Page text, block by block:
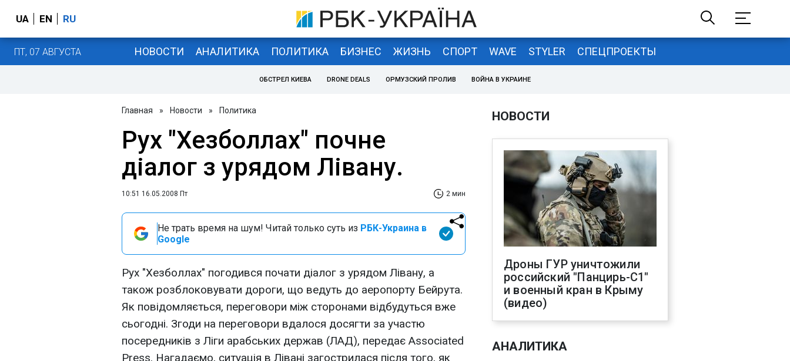
UA EN RU
ПТ, 07 АВГУСТА НОВОСТИ АНАЛИТИКА ПОЛИТИКА БИЗНЕС ЖИЗНЬ СПОРТ WAVE STYLER СПЕЦПРОЕКТЫ
ОБСТРЕЛ КИЕВА DRONE DEALS ОРМУЗСКИЙ ПРОЛИВ ВОЙНА В УКРАИНЕ
Главная » Новости » Политика
Рух "Хезболлах" почне
діалог з урядом Лівану.
10:51 16.05.2008 Пт 2 мин
Не трать время на шум! Читай только суть из РБК-Украина в
Google
Рух "Хезболлах" погодився почати діалог з урядом Лівану, а
також розблоковувати дороги, що ведуть до аеропорту Бейрута.
Як повідомляється, переговори між сторонами відбудуться вже
сьогодні. Згоди на переговори вдалося досягти за участю
посередників з Ліги арабських держав (ЛАД), передає Associated
Press. Нагадаємо, ситуація в Лівані загострилася після того, як
НОВОСТИ
Дроны ГУР уничтожили
российский "Панцирь-С1"
и военный кран в Крыму
(видео)
АНАЛИТИКА